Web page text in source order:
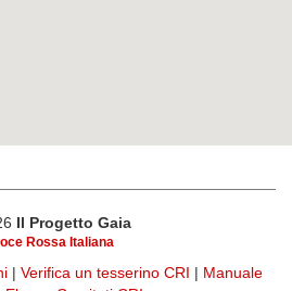
Il Progetto Gaia
Rossa Italiana
| Verifica un tesserino CRI | Manuale